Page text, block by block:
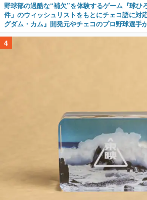
野球部の過酷な“補欠”を体験するゲーム『球ひ
件」のウィッシュリストをもとにチェコ語に対
グダム・カム』開発元やチェコのプロ野球選手
4